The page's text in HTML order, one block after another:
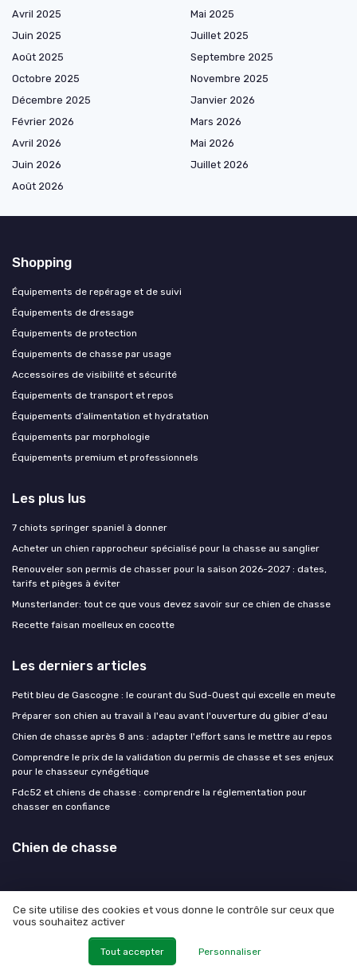
Avril 2025
Mai 2025
Juin 2025
Juillet 2025
Août 2025
Septembre 2025
Octobre 2025
Novembre 2025
Décembre 2025
Janvier 2026
Février 2026
Mars 2026
Avril 2026
Mai 2026
Juin 2026
Juillet 2026
Août 2026
Shopping
Équipements de repérage et de suivi
Équipements de dressage
Équipements de protection
Équipements de chasse par usage
Accessoires de visibilité et sécurité
Équipements de transport et repos
Équipements d’alimentation et hydratation
Équipements par morphologie
Équipements premium et professionnels
Les plus lus
7 chiots springer spaniel à donner
Acheter un chien rapprocheur spécialisé pour la chasse au sanglier
Renouveler son permis de chasser pour la saison 2026-2027 : dates,
tarifs et pièges à éviter
Munsterlander: tout ce que vous devez savoir sur ce chien de chasse
Recette faisan moelleux en cocotte
Les derniers articles
Petit bleu de Gascogne : le courant du Sud-Ouest qui excelle en meute
Préparer son chien au travail à l'eau avant l'ouverture du gibier d'eau
Chien de chasse après 8 ans : adapter l'effort sans le mettre au repos
Comprendre le prix de la validation du permis de chasse et ses enjeux
pour le chasseur cynégétique
Fdc52 et chiens de chasse : comprendre la réglementation pour
chasser en confiance
Chien de chasse
Mentions légales
© Chien de chasse 2026
Ce site utilise des cookies et vous donne le contrôle sur ceux que
vous souhaitez activer
Tout accepter Personnaliser